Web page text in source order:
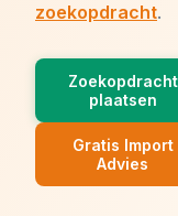
zoekopdracht.
Zoekopdracht
plaatsen
Gratis Import
Advies